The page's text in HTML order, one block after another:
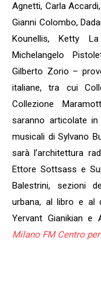
Agnetti, Carla
Gianni Colombo,
Kounellis, Ketty
Michelangelo
Gilberto Zorio –
italiane, tra cui
Collezione
saranno articolate
musicali di Sylvano
sarà l’architettura
Ettore Sottsass e
Balestrini, sezioni
urbana, al libro e al
Yervant Gianikian
Milano FM Centro